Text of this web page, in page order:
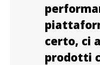
certo, ci
prodotti